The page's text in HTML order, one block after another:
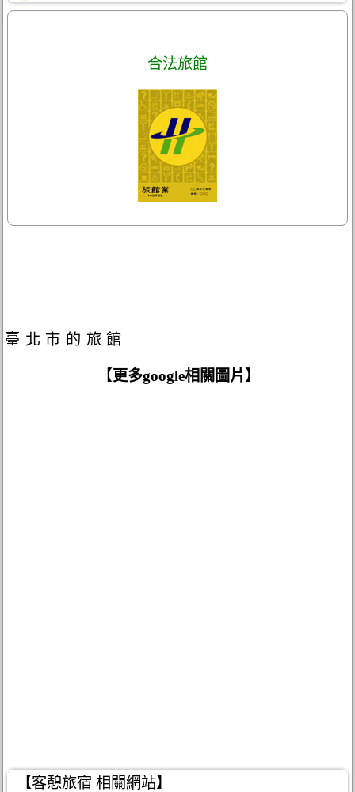
合法旅館
臺北市的旅館
【更多google相關圖片 】
【客憩旅宿 相關網站】